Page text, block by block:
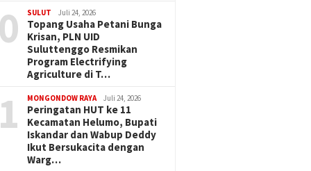
SULUT Juli 24, 2026
Topang Usaha Petani Bunga
Krisan, PLN UID
Suluttenggo Resmikan
Program Electrifying
Agriculture di T…
MONGONDOW RAYA Juli 24, 2026
Peringatan HUT ke 11
Kecamatan Helumo, Bupati
Iskandar dan Wabup Deddy
Ikut Bersukacita dengan
Warg…